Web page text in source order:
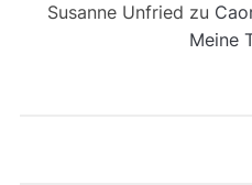
Susanne Unfried zu
Meine